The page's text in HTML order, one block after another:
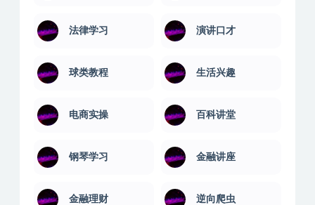
法律学习 演讲口才
球类教程 生活兴趣
电商实操 百科讲堂
钢琴学习 金融讲座
金融理财 逆向爬虫